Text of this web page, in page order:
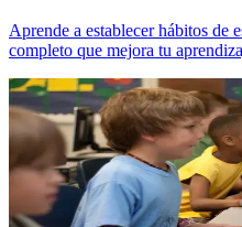
Aprende a establecer hábitos de
completo que mejora tu